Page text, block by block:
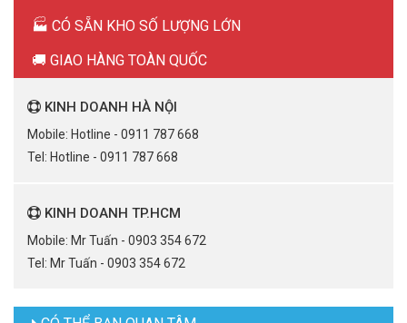
🏭 CÓ SẴN KHO SỐ LƯỢNG LỚN
🚚 GIAO HÀNG TOÀN QUỐC
KINH DOANH HÀ NỘI
Mobile: Hotline - 0911 787 668
Tel: Hotline - 0911 787 668
KINH DOANH TP.HCM
Mobile: Mr Tuấn - 0903 354 672
Tel: Mr Tuấn - 0903 354 672